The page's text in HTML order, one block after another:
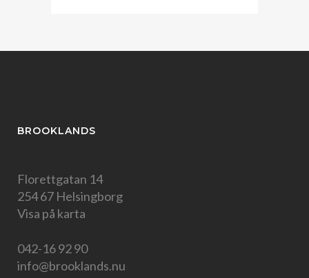
BROOKLANDS
Florettgatan 14
254 67 Helsingborg
Visa på karta
042-16 92 90
info@brooklands.nu